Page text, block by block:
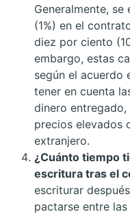
Generalmente,
(1%) en el
diez por ciento
embargo, estas
según el acuerdo
tener en cuenta
dinero entregado,
precios elevados
extranjero.
¿Cuánto tiempo
escritura tras el
escriturar
pactarse entre